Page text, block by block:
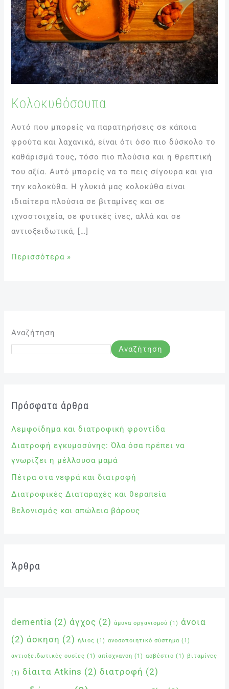
Κολοκυθόσουπα
Αυτό που μπορείς να παρατηρήσεις σε κάποια
φρούτα και λαχανικά, είναι ότι όσο πιο δύσκολο το
καθάρισμά τους, τόσο πιο πλούσια και η θρεπτική
του αξία. Αυτό μπορείς να το πεις σίγουρα και για
την κολοκύθα. Η γλυκιά μας κολοκύθα είναι
ιδιαίτερα πλούσια σε βιταμίνες και σε
ιχνοστοιχεία, σε φυτικές ίνες, αλλά και σε
αντιοξειδωτικά, […]
Περισσότερα »
Αναζήτηση
Αναζήτηση
Πρόσφατα άρθρα
Λεμφοίδημα και διατροφική φροντίδα
Διατροφή εγκυμοσύνης: Όλα όσα πρέπει να
γνωρίζει η μέλλουσα μαμά
Πέτρα στα νεφρά και διατροφή
Διατροφικές Διαταραχές και θεραπεία
Βελονισμός και απώλεια βάρους
Άρθρα
dementia (2) άγχος (2) άμυνα οργανισμού (1)
άνοια
(2) άσκηση (2) ήλιος (1) ανοσοποιητικό σύστημα (1)
αντιοξειδωτικές ουσίες (1) απίσχνανση (1) ασβέστιο (1) βιταμίνες
(1) δίαιτα Atkins (2) διατροφή (2)